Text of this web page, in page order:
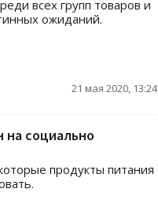
всех групп товаров и
ожиданий.
21 мая 2020, 13:24
на социально
продукты питания